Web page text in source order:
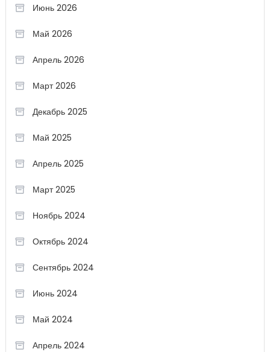
Июнь 2026
Май 2026
Апрель 2026
Март 2026
Декабрь 2025
Май 2025
Апрель 2025
Март 2025
Ноябрь 2024
Октябрь 2024
Сентябрь 2024
Июнь 2024
Май 2024
Апрель 2024